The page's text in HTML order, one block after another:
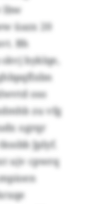
lbw
üazx 20
Bh
byklqe,
oso
zu vfg
ogrqr
Jplyf.
ujv cpwrq